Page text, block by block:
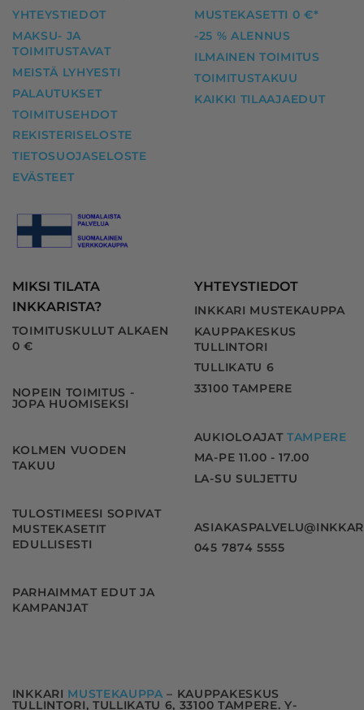
YHTEYSTIEDOT
MAKSU- JA
TOIMITUSTAVAT
MEISTÄ LYHYESTI
PALAUTUKSET
TOIMITUSEHDOT
REKISTERISELOSTE
TIETOSUOJASELOSTE
EVÄSTEET
MUSTEKASETTI 0 €*
-25 % ALENNUS
ILMAINEN TOIMITUS
TOIMITUSTAKUU
KAIKKI TILAAJAEDUT
MIKSI TILATA
INKKARISTA?
TOIMITUSKULUT ALKAEN
0 €
NOPEIN TOIMITUS -
JOPA HUOMISEKSI
KOLMEN VUODEN
TAKUU
TULOSTIMEESI SOPIVAT
MUSTEKASETIT
EDULLISESTI
PARHAIMMAT EDUT JA
KAMPANJAT
YHTEYSTIEDOT
INKKARI MUSTEKAUPPA
KAUPPAKESKUS
TULLINTORI
TULLIKATU 6
33100 TAMPERE
AUKIOLOAJAT TAMPERE
MA-PE 11.00 - 17.00
LA-SU SULJETTU
045 7874 5555
INKKARI MUSTEKAUPPA – KAUPPAKESKUS
TULLINTORI, TULLIKATU 6, 33100 TAMPERE. Y-